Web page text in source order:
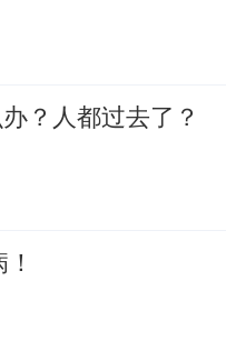
？人都过去了？